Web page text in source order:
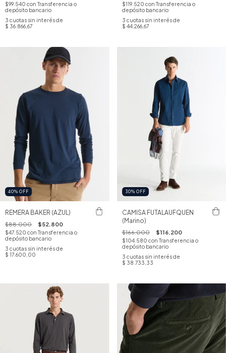
$99.540 con Transferencia o
depósito bancario
3 cuotas sin interés de
$ 36.866,67
$119.520 con Transferencia o
depósito bancario
3 cuotas sin interés de
$ 44.266,67
40% OFF
REMERA BAKER (AZUL)
$88.000 $52.800
$47.520 con Transferencia o
depósito bancario
3 cuotas sin interés de
$ 17.600,00
30% OFF
CAMISA FUTALAUFQUEN
(Marino)
$166.000 $116.200
$104.580 con Transferencia o
depósito bancario
3 cuotas sin interés de
$ 38.733,33